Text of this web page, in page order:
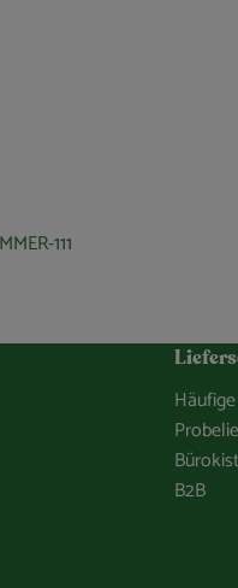
111
bosshammerschhof/
channel/
B2B